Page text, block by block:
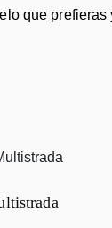
que